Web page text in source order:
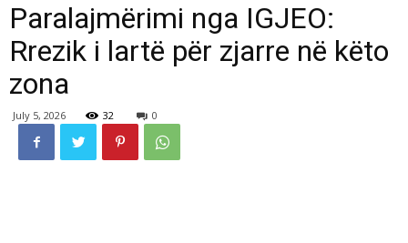
Paralajmërimi nga IGJEO:
Rrezik i lartë për zjarre në këto
zona
July 5, 2026 32 0